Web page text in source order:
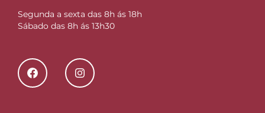
Segunda a sexta das 8h ás 18h
Sábado das 8h ás 13h30